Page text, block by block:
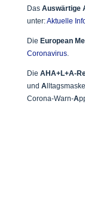
Das Auswärtige
unter:Aktuelle
Die European
Coronavirus.
Die AHA+L+A-
und A
Corona-Warn-A